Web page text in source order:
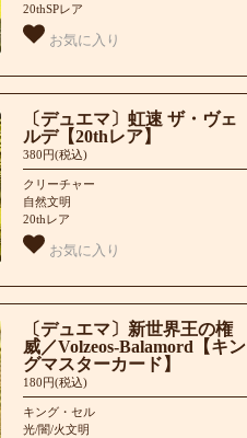
20thSPレア
お気に入り
〔デュエマ〕虹速 ザ・ヴェ
ルデ【20thレア】
380円(税込)
クリーチャー
自然文明
20thレア
お気に入り
〔デュエマ〕新世界王の権
威／Volzeos-Balamord【キン
グマスターカード】
180円(税込)
キング・セル
光/闇/火文明